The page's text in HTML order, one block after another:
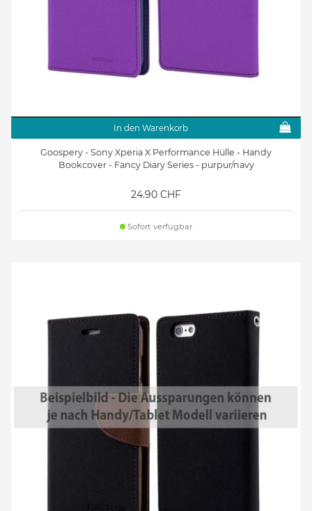
In den Warenkorb
Goospery - Sony Xperia X Performance Hülle - Handy
Bookcover - Fancy Diary Series - purpur/navy
24.90 CHF
Sofort verfügbar